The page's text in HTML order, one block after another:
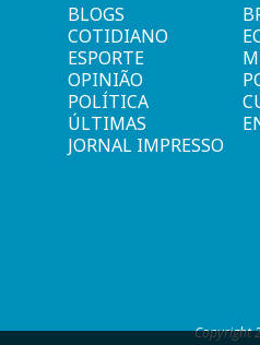
BLOGS
COTIDIANO
ESPORTE
OPINIÃO
POLÍTICA
ÚLTIMAS
JORNAL IMPRESSO
Copyright